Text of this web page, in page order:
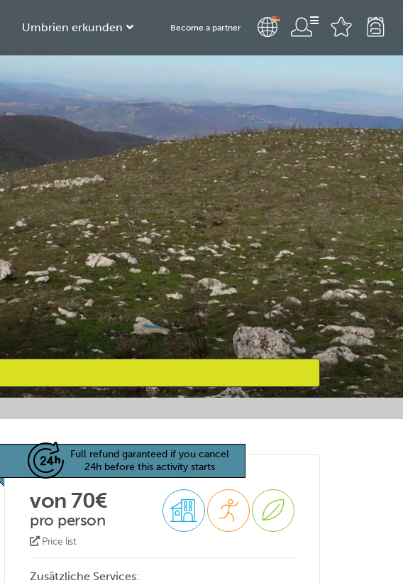
Umbrien erkunden Become a partner
Full refund garanteed if you cancel
24h before this activity starts
von 70€
pro person
Price list
Zusätzliche Services: